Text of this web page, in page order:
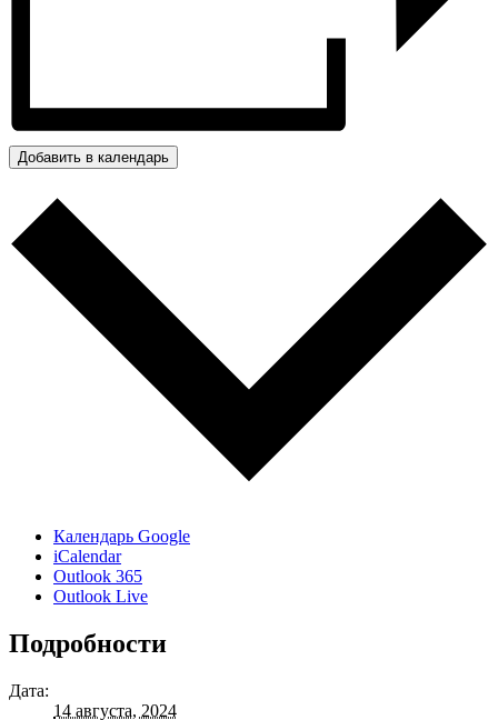
Добавить в календарь
Календарь Google
iCalendar
Outlook 365
Outlook Live
Подробности
Дата:
14 августа, 2024